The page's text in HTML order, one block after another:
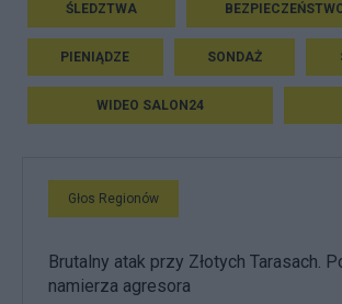
ŚLEDZTWA
PIENIĄDZE SONDAŻ
WIDEO SALON24
Głos Regionów
Brutalny atak przy Złotych Tarasach.
namierza agresora